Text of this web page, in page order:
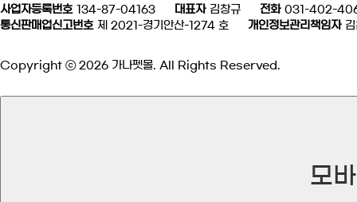
사업자등록번호
134-87-04163 대표자 김창규 전화 031-402-
통신판매업신고번호 제 2021-경기안산-1274 호 개인정보관리책임자
Copyright ⓒ 2026 가나펫몰. All Rights Reserved.
모